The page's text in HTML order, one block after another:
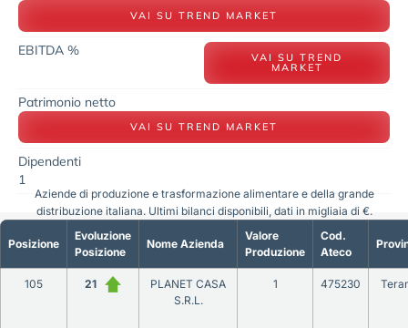
VAI SU TREND MARKET
EBITDA % VAI SU TREND
MARKET
Patrimonio netto
VAI SU TREND MARKET
Dipendenti
1
Posizione
Evoluzione
Posizione
Nome Azienda
Valore
Produzione
Cod.
Ateco
105 21
PLANET CASA
S.R.L.
1 475230
Aziende di produzione e trasformazione alimentare e della grande
distribuzione italiana. Ultimi bilanci disponibili, dati in migliaia di €.